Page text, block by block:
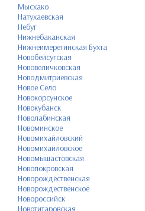
Мысхако
Натухаевская
Небуг
Нижнебаканская
Нижнеимеретинская Бухта
Новобейсугская
Нововеличковская
Новодмитриевская
Новое Село
Новокорсунское
Новокубанск
Новолабинская
Новоминское
Новомихайловский
Новомихайловское
Новомышастовская
Новопокровская
Новорождественская
Новорождественское
Новороссийск
Новотитаровская